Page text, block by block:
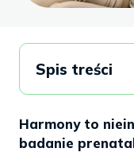
Harmony to
badanie
Spis treści